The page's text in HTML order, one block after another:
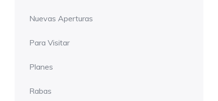
Nuevas Aperturas
Para Visitar
Planes
Rabas